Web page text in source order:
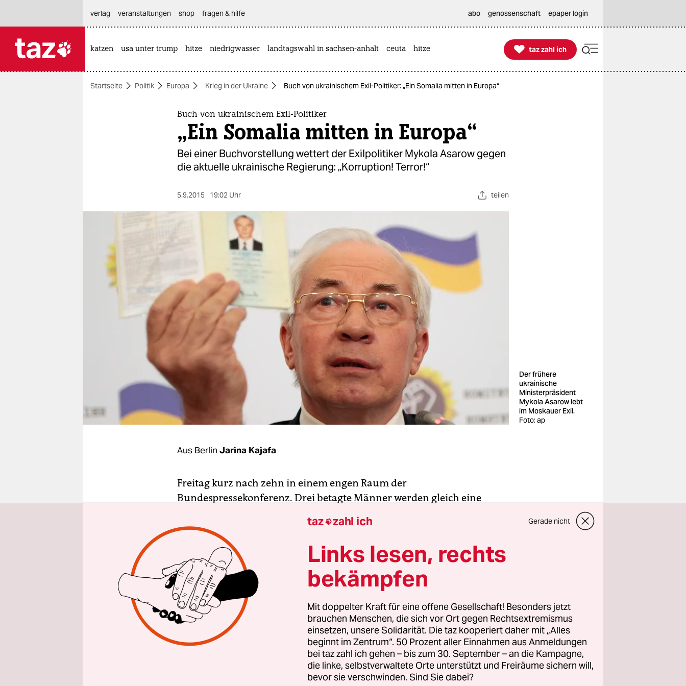
themen
nord
wahrheit
verlag
veranstaltungen
fragen & hilfe
abo
verlag
veranstaltungen shop fragen & hilfe abo genossenschaft epaper login
katzen usa unter trump hitze niedrigwasser landtagswahl in sachsen-anhalt ceuta hitze 
taz zahl ich
taz zahl ich
Startseite Politik Europa Krieg in der Ukraine Buch von ukrainischem Exil-Politiker: „Ein Somalia mitten in Europa“
Buch von ukrainischem Exil-Politiker
„Ein Somalia mitten in Europa“
Bei einer Buchvorstellung wettert der Exilpolitiker Mykola Asarow gegen
die aktuelle ukrainische Regierung: „Korruption! Terror!“
5.9.2015 19:02 Uhr teilen
Der frühere
ukrainische
Ministerpräsident
Mykola Asarow lebt
im Moskauer Exil.
Foto: ap
Aus Berlin Jarina Kajafa
Freitag kurz nach zehn in einem engen Raum der
Bundespressekonferenz. Drei betagte Männer werden gleich eine
Helmut Ettinger, der frühere Chefdolmetscher von Erich Honecker, der
seine Urheberschaft für das legendäre Zitat des letzten Staatschefs der
Sowjetunion Michail Gorbatschow „Wer zu spät kommt, den bestraft
das Leben“ mit 17 Jahren Verspätung angemeldet hat. Zu seiner Linken
der letzte Regierungschef der DDR Hans Modrow, zu seiner Rechten
der Verleger Frank Schumann. Über ihnen thront der
überdimensionale Ex-Premierminister der Ukraine Mykola Asarow,
der via Skype aus Moskau zugeschaltet ist.
Mykola Asarow, langjähriger Finanzminister und zuletzt
Ministerpräsident unter dem 2014 gestürzten ukrainischen
taz zahl ich Gerade nicht
Links lesen, rechts
bekämpfen
Mit doppelter Kraft für eine offene Gesellschaft! Besonders jetzt
brauchen Menschen, die sich vor Ort gegen Rechtsextremismus
einsetzen, unsere Solidarität. Die taz kooperiert daher mit „Alles
beginnt im Zentrum“. 50 Prozent aller Einnahmen aus Anmeldungen
bei taz zahl ich gehen – bis zum 30. September – an die Kampagne,
die linke, selbstverwaltete Orte unterstützt und Freiräume sichern will,
bevor sie verschwinden. Sind Sie dabei?